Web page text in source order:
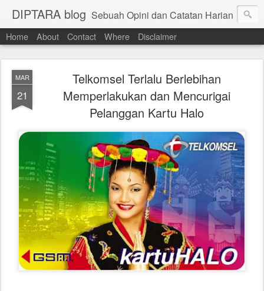
DIPTARA blog Sebuah Opini dan Catatan Harian
Home About Contact Where Disclaimer
MAR
21
Telkomsel Terlalu Berlebihan
Memperlakukan dan Mencurigai
Pelanggan Kartu Halo